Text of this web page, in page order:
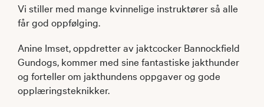
Vi stiller med mange kvinnelige instruktører så alle
får god oppfølging.
Anine Imset, oppdretter av jaktcocker Bannockfield
Gundogs, kommer med sine fantastiske jakthunder
og forteller om jakthundens oppgaver og gode
opplæringsteknikker.